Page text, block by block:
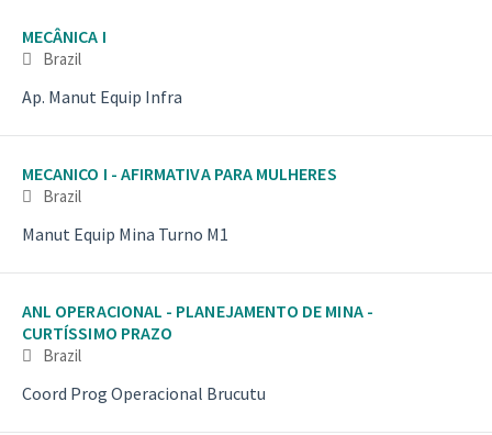
MECÂNICA I
Brazil
Ap. Manut Equip Infra
MECANICO I - AFIRMATIVA PARA MULHERES
Brazil
Manut Equip Mina Turno M1
ANL OPERACIONAL - PLANEJAMENTO DE MINA -
CURTÍSSIMO PRAZO
Brazil
Coord Prog Operacional Brucutu